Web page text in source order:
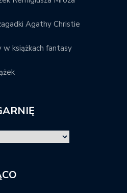
Agathy Christie
książkach fantasy